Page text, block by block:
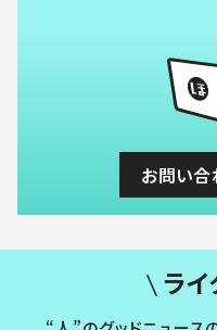
お問い
ライ